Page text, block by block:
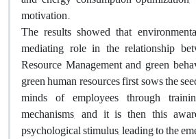
motivation.
The results showed that
mediating role in the relationship
Resource Management and green
green human resources first sows the
minds of employees through
mechanisms, and it is then this
psychological stimulus, leading to the